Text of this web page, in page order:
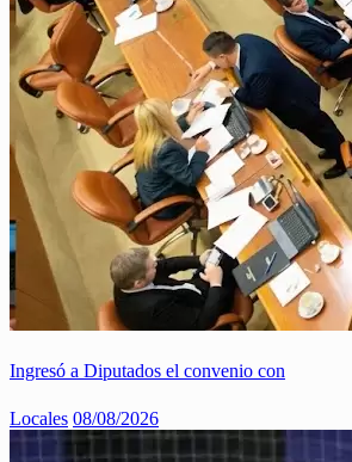
Ingresó a Diputados el convenio con
Locales 08/08/2026